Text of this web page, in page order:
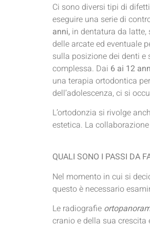
Ci sono diversi tipi di
eseguire una serie di
anni, in dentatura da
delle arcate ed eventuale
sulla posizione dei denti
complessa. Dai 6 ai 12
una terapia ortodontica
dell’adolescenza, ci si
L’ortodonzia si rivolge
estetica. La
QUALI SONO I PASSI DA
Nel momento in cui si
questo è necessario
Le radiografie
cranio e della sua